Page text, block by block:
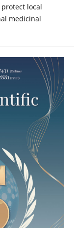
local
medicinal